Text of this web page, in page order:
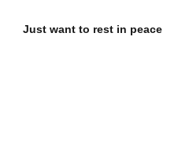
Just want to rest in peace